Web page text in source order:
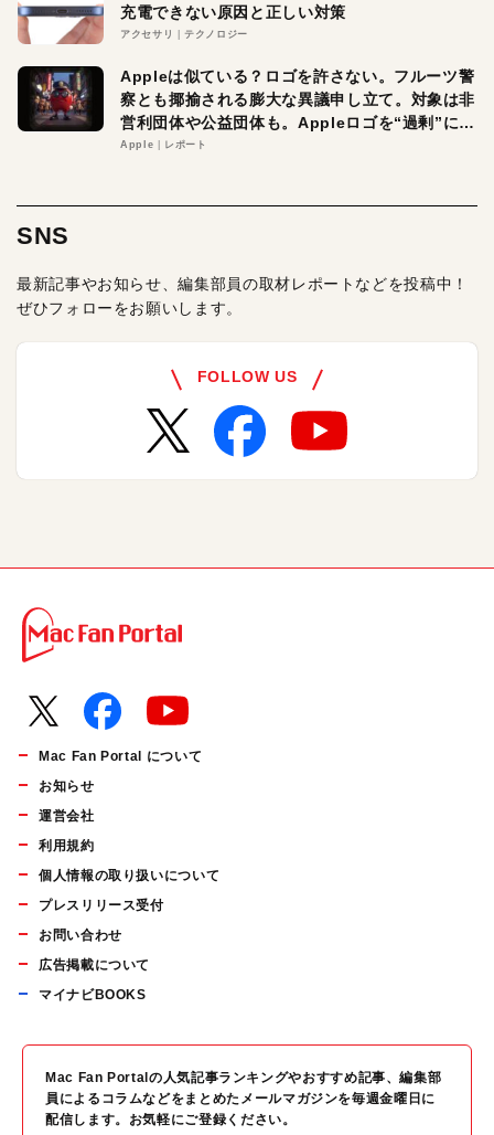
充電できない原因と正しい対策
アクセサリ テクノロジー
Appleは似ている？ロゴを許さない。フルーツ警
察とも揶揄される膨大な異議申し立て。対象は非
営利団体や公益団体も。Appleロゴを“過剰”に守
る理由とは
Apple レポート
SNS
最新記事やお知らせ、編集部員の取材レポートなどを投稿中！
ぜひフォローをお願いします。
FOLLOW US
Mac Fan Portal について
お知らせ
運営会社
利用規約
個人情報の取り扱いについて
プレスリリース受付
お問い合わせ
広告掲載について
マイナビBOOKS
Mac Fan Portalの人気記事ランキングやおすすめ記事、編集部
員によるコラムなどをまとめたメールマガジンを毎週金曜日に
配信します。お気軽にご登録ください。